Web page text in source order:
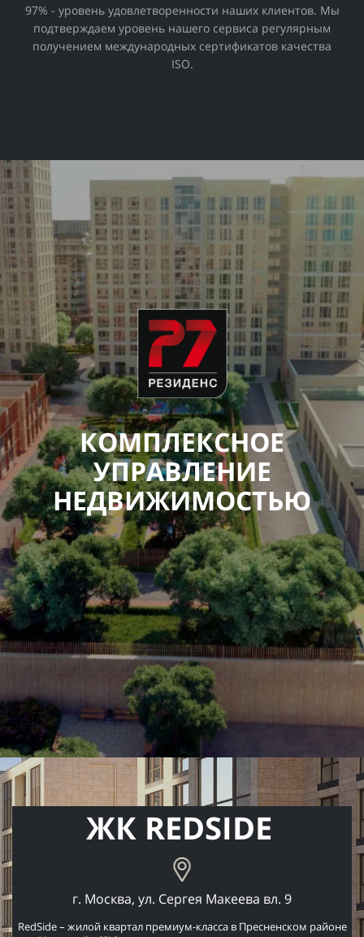
97% - уровень удовлетворенности наших клиентов. Мы
подтверждаем уровень нашего сервиса регулярным
получением международных сертификатов качества
ISO.
КОМПЛЕКСНОЕ
УПРАВЛЕНИЕ
НЕДВИЖИМОСТЬЮ
ЖК REDSIDE
г. Москва, ул. Сергея Макеева вл. 9
RedSide – жилой квартал премиум-класса в Пресненском районе